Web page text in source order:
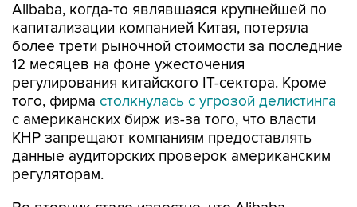
Alibaba, когда-то являвшаяся крупнейшей по
капитализации компанией Китая, потеряла
более трети рыночной стоимости за последние
12 месяцев на фоне ужесточения
регулирования китайского IT-сектора. Кроме
того, фирма столкнулась с угрозой делистинга
с американских бирж из-за того, что власти
КНР запрещают компаниям предоставлять
данные аудиторских проверок американским
регуляторам.